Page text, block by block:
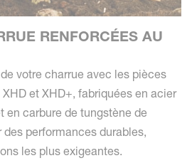
RENFORCÉES AU
votre charrue avec les pièces
et XHD+, fabriquées en acier
en carbure de tungstène de
performances durables,
les plus exigeantes.